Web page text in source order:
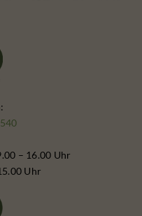
– 16.00 Uhr
Uhr